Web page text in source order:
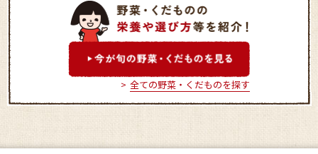
地場物産館桜国屋 べに花の郷若宮
全ての野菜・くだものを探す